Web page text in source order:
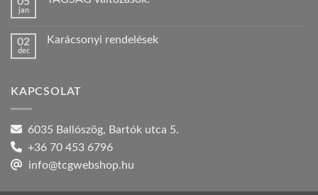
bejegyzéshez
jan
TAGSÁG
02
dec
Karácsonyi rendelések
rendelések
KAPCSOLAT
6035 Ballószög, Bartók utca 5.
+36 70 453 6796
info@tcgwebshop.hu